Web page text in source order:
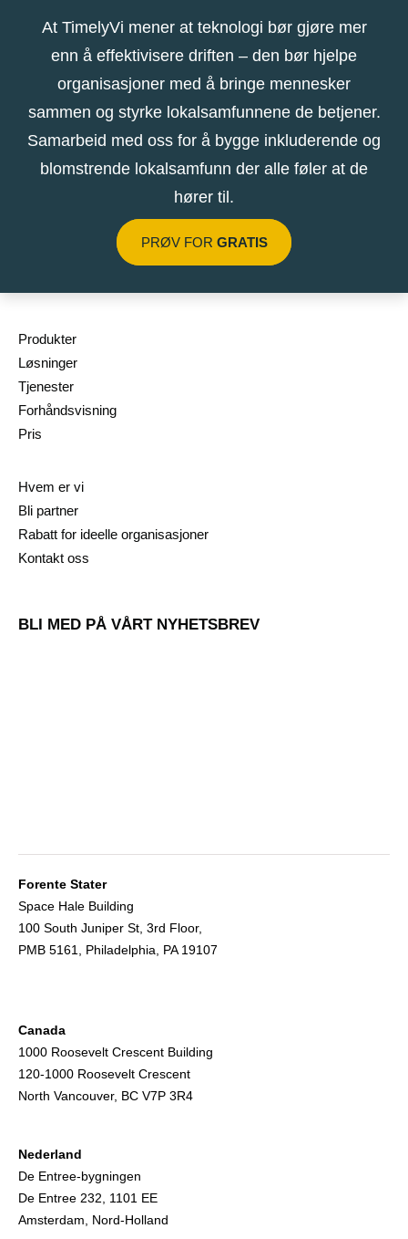
At TimelyVi mener at teknologi bør gjøre mer
enn å effektivisere driften – den bør hjelpe
organisasjoner med å bringe mennesker
sammen og styrke lokalsamfunnene de betjener.
Samarbeid med oss ​​for å bygge inkluderende og
blomstrende lokalsamfunn der alle føler at de
hører til.
PRØV FOR GRATIS
Produkter
Løsninger
Tjenester
Forhåndsvisning
Pris
Hvem er vi
Bli partner
Rabatt for ideelle organisasjoner
Kontakt oss
BLI MED PÅ VÅRT NYHETSBREV
Forente Stater
Space Hale Building
100 South Juniper St, 3rd Floor,
PMB 5161, Philadelphia, PA 19107
Canada
1000 Roosevelt Crescent Building
120-1000 Roosevelt Crescent
North Vancouver, BC V7P 3R4
Nederland
De Entree-bygningen
De Entree 232, 1101 EE
Amsterdam, Nord-Holland